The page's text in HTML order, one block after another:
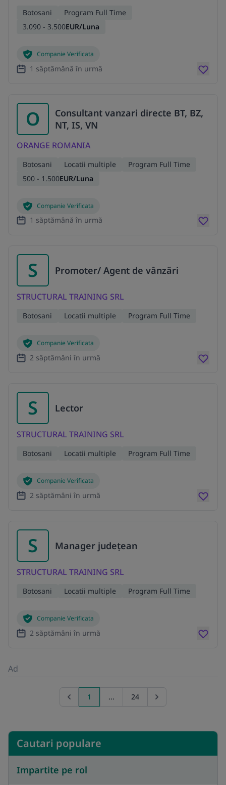
Botosani
Program Full Time
3.090 - 3.500EUR/Luna
Companie Verificata
1 săptămână în urmă
O
Consultant vanzari directe BT, BZ,
NT, IS, VN
ORANGE ROMANIA
Botosani Locatii multiple
Program Full Time
500 - 1.500EUR/Luna
Companie Verificata
1 săptămână în urmă
S Promoter/ Agent de vânzări
STRUCTURAL TRAINING SRL
Botosani Locatii multiple Program Full Time
Companie Verificata
2 săptămâni în urmă
S Lector
STRUCTURAL TRAINING SRL
Botosani Locatii multiple Program Full Time
Companie Verificata
2 săptămâni în urmă
S Manager județean
STRUCTURAL TRAINING SRL
Botosani Locatii multiple Program Full Time
Companie Verificata
2 săptămâni în urmă
Ad
Previous page
1 ... 24 Go to next page
Cautari populare
Impartite pe rol